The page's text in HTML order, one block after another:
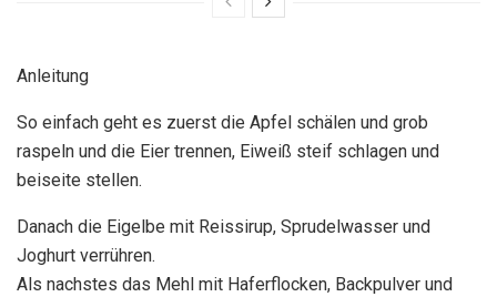
Anleitung
So einfach geht es zuerst die Apfel schälen und grob
raspeln und die Eier trennen, Eiweiß steif schlagen und
beiseite stellen.
Danach die Eigelbe mit Reissirup, Sprudelwasser und
Joghurt verrühren.
Als nachstes das Mehl mit Haferflocken, Backpulver und